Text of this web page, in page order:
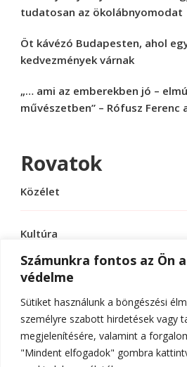
Számunkra fontos az Ön
védelme
Sütiket használunk a böngészési
személyre szabott hirdetések vagy
megjelenítésére, valamint a
"Mindent elfogadok" gombra
tudatosan az ökolábnyomodat
Öt kávézó Budapesten, ahol
kedvezmények várnak
„… ami az emberekben jó –
művészetben” – Rófusz Ferenc
Rovatok
Közélet
Kultúra
Sport
Tudomány